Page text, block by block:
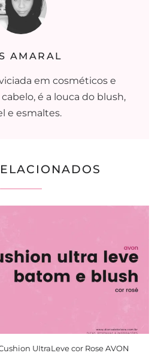
AMARAL
em cosméticos e
é a louca do blush,
e esmaltes.
UItraLeve cor Rose AVON